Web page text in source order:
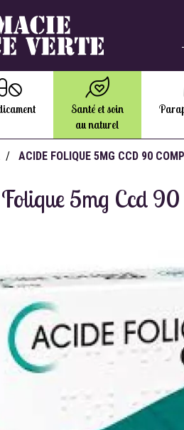
Santé et soin
au naturel
ACIDE FOLIQUE 5MG CCD 90
5mg Ccd